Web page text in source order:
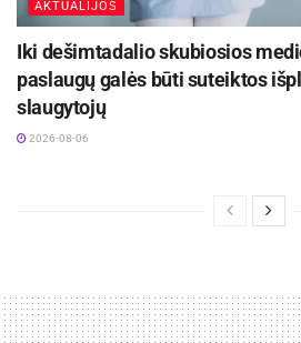
AKTUALIJOS
Iki dešimtadalio skubiosios
paslaugų galės būti suteiktos
slaugytojų
2026-08-06